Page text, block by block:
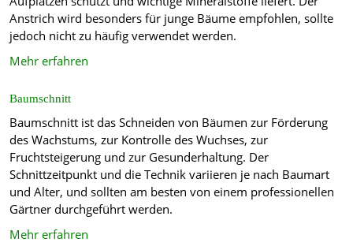
Anstrich wird besonders für junge Bäume empfohlen, sollte
jedoch nicht zu häufig verwendet werden.
Mehr erfahren
Baumschnitt
Baumschnitt ist das Schneiden von Bäumen zur Förderung
des Wachstums, zur Kontrolle des Wuchses, zur
Fruchtsteigerung und zur Gesunderhaltung. Der
Schnittzeitpunkt und die Technik variieren je nach Baumart
und Alter, und sollten am besten von einem professionellen
Gärtner durchgeführt werden.
Mehr erfahren